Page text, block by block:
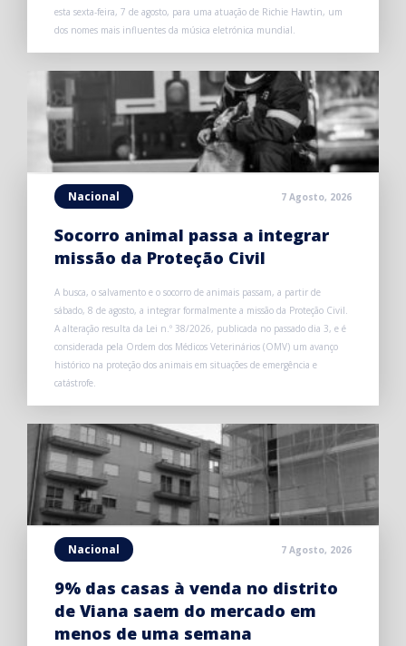
esta sexta-feira, 7 de agosto, para uma atuação de Richie Hawtin, um
dos nomes mais influentes da música eletrónica mundial.
Nacional 7 Agosto, 2026
Socorro animal passa a integrar
missão da Proteção Civil
A busca, o salvamento e o socorro de animais passam, a partir de
sábado, 8 de agosto, a integrar formalmente a missão da Proteção Civil.
A alteração resulta da Lei n.º 38/2026, publicada no passado dia 3, e é
considerada pela Ordem dos Médicos Veterinários (OMV) um avanço
histórico na proteção dos animais em situações de emergência e
catástrofe.
Nacional 7 Agosto, 2026
9% das casas à venda no distrito
de Viana saem do mercado em
menos de uma semana